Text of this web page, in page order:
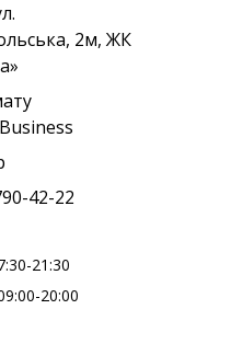
2м, ЖК
42-22
21:30
20:00